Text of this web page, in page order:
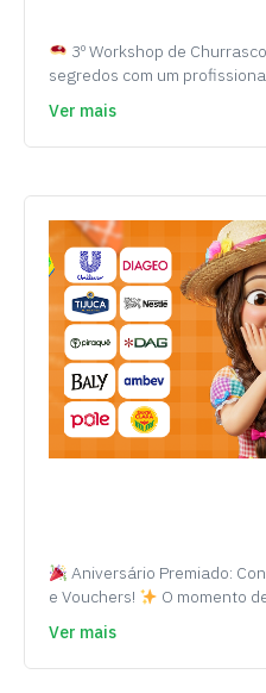
3º Workshop de
segredos com um
Ver mais
Aniversário Premiado:
e Vouchers!
O momento
Ver mais